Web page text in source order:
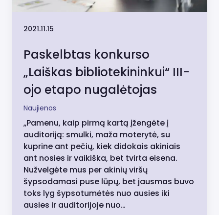
2021.11.15
Paskelbtas konkurso
„Laiškas bibliotekininkui“ III-
ojo etapo nugalėtojas
Naujienos
„Pamenu, kaip pirmą kartą įžengėte į
auditoriją: smulki, maža moterytė, su
kuprine ant pečių, kiek didokais akiniais
ant nosies ir vaikiška, bet tvirta eisena.
Nužvelgėte mus per akinių viršų
šypsodamasi puse lūpų, bet jausmas buvo
toks lyg šypsotumėtės nuo ausies iki
ausies ir auditorijoje nuo…